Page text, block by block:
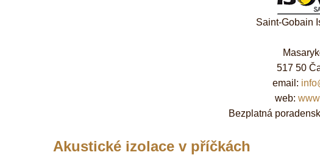
Saint-Gobain
517 50
email:
web:
Bezplatná
Akustické izolace v příčkách